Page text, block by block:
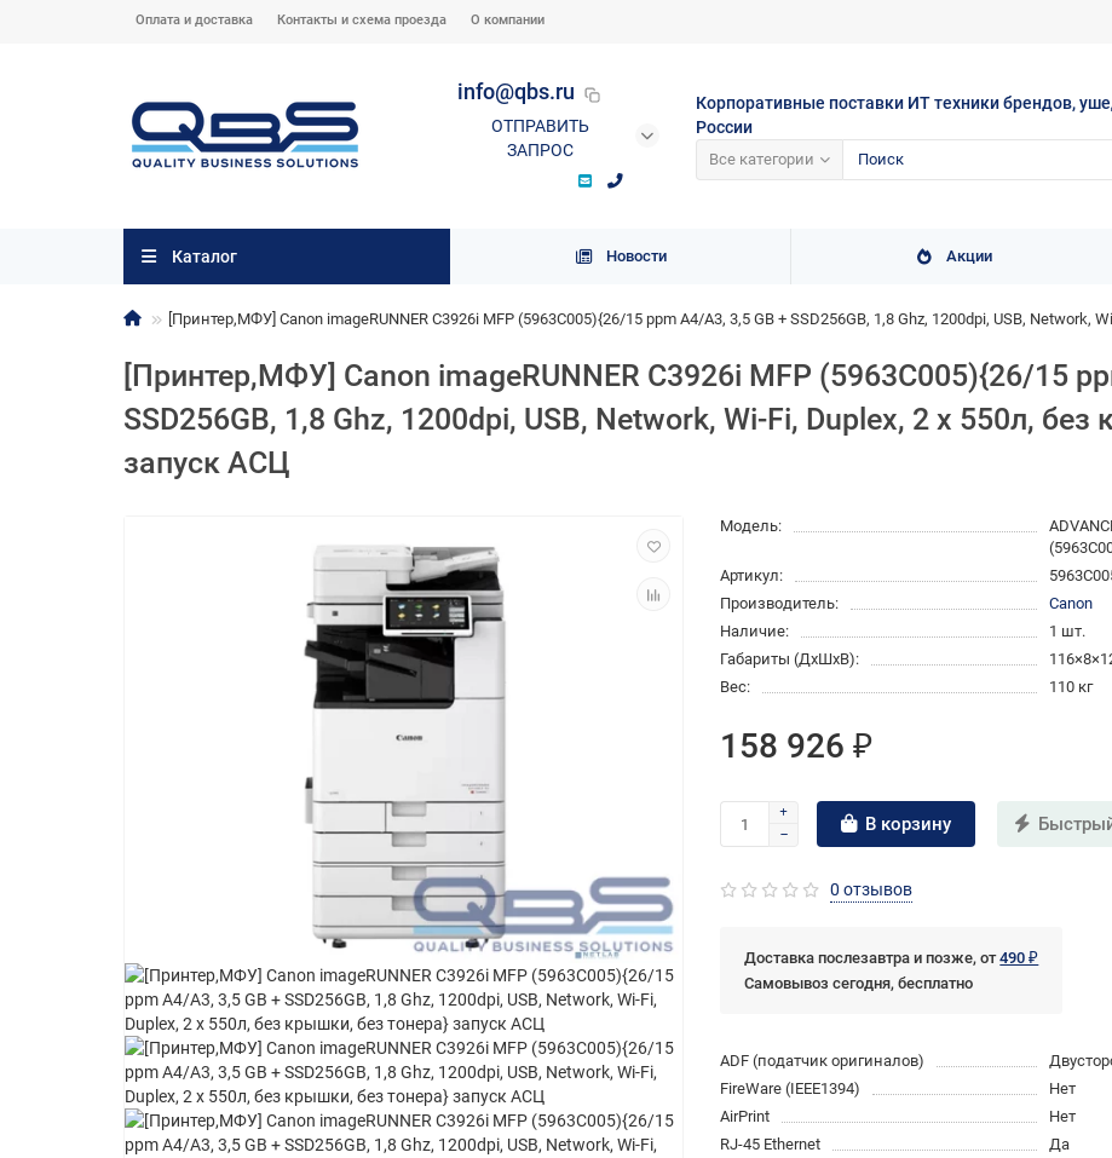
Оплата и доставка Контакты и схема проезда О компании
Корпоративные поставки ИТ техники брендов,
России
Все категории
info@qbs.ru
ОТПРАВИТЬ
ЗАПРОС
Каталог Новости Акции
[Принтер,МФУ] Canon imageRUNNER C3926i MFP (5963C005){26/15 ppm A4/A3, 3,5 GB + SSD256GB, 1,8 Ghz, 1200dpi, USB, Network,
[Принтер,МФУ] Canon imageRUNNER C3926i MFP (5963C005){26/15
SSD256GB, 1,8 Ghz, 1200dpi, USB, Network, Wi-Fi, Duplex, 2 х 550л,
запуск АСЦ
Модель:
Артикул:
Производитель:
Canon
Наличие:
1 шт.
Габариты (ДхШхВ):
Вес:
110 кг
158 926 ₽
В корзину
0 отзывов
Доставка послезавтра и позже, от490 ₽
Самовывоз сегодня, бесплатно
ADF (податчик оригиналов)
FireWare (IEEE1394)
Нет
AirPrint
Нет
RJ-45 Ethernet
Да